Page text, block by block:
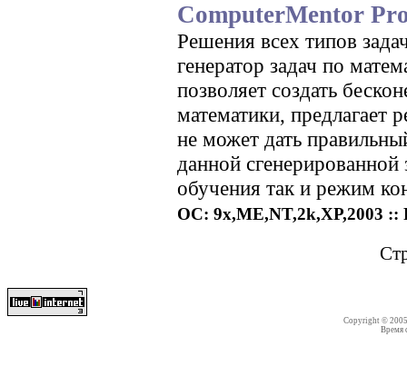
ComputerMentor
Решения всех типов
генератор задач по
позволяет создать
математики, предлагает
не может дать
данной
обучения так и режим
ОС: 9x,ME,NT,2k,XP,2003 ::
Copyright ©
Время